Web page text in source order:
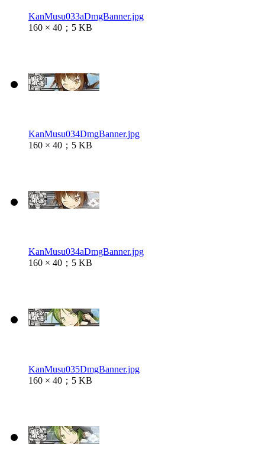
KanMusu033aDmgBanner.jpg
160 × 40；5 KB
KanMusu034DmgBanner.jpg
160 × 40；5 KB
KanMusu034aDmgBanner.jpg
160 × 40；5 KB
KanMusu035DmgBanner.jpg
160 × 40；5 KB